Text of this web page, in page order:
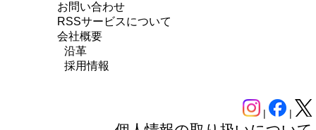
お問い合わせ
RSSサービスについて
会社概要
沿革
採用情報
| |